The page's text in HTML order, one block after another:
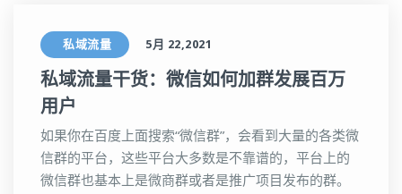
私域流量 5月 22,2021
私域流量干货：微信如何加群发展百万
用户
如果你在百度上面搜索“微信群”，会看到大量的各类微
信群的平台，这些平台大多数是不靠谱的，平台上的
微信群也基本上是微商群或者是推广项目发布的群。